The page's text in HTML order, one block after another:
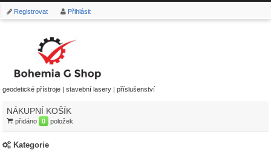
Registrovat Přihlásit
geodetické přístroje | stavební lasery | příslušenství
NÁKUPNÍ KOŠÍK
přidáno 0 položek
Kategorie